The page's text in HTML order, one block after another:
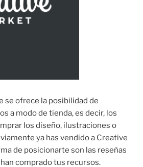
se ofrece la posibilidad de
a modo de tienda, es decir, los
los diseño, ilustraciones o
ya has vendido a Creative
de posicionarte son las reseñas
comprado tus recursos.